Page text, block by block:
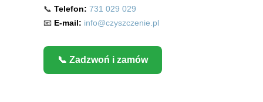
📞 Telefon: 731 029 029
📧 E-mail: info@czyszczenie.pl
📞 Zadzwoń i zamów